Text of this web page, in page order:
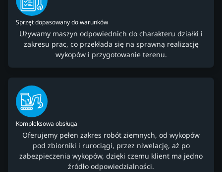
Sprzęt dopasowany do warunków
Używamy maszyn odpowiednich do charakteru działki i
zakresu prac, co przekłada się na sprawną realizację
wykopów i przygotowanie terenu.
Kompleksowa obsługa
Oferujemy pełen zakres robót ziemnych, od wykopów
pod zbiorniki i rurociągi, przez niwelację, aż po
zabezpieczenia wykopów, dzięki czemu klient ma jedno
źródło odpowiedzialności.